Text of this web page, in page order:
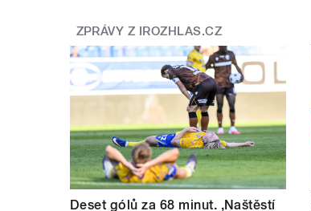
ZPRÁVY Z IROZHLAS.CZ
Deset gólů za 68 minut. ,Naštěstí